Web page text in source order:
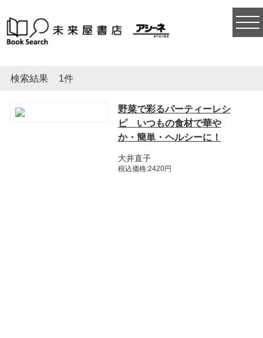
検索結果 1件
野菜で彩るパーティーレシ
ピ いつもの食材で華や
か・簡単・ヘルシーに！
大井直子
税込価格:2420円